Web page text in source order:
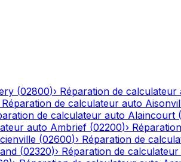
(02800)› Réparation de calculateur
Réparation de calculateur auto
de calculateur auto Alaincourt (
auto Ambrief (02200)›
(02600)› Réparation de
(02320)› Réparation de calculateur